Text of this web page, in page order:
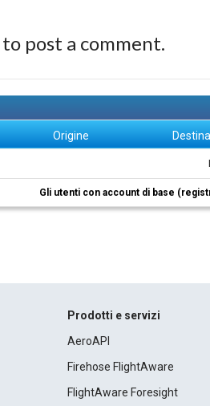
to post a comment.
Origine
Gli utenti con account di base
Prodotti e servizi
AeroAPI
Firehose FlightAware
FlightAware Foresight